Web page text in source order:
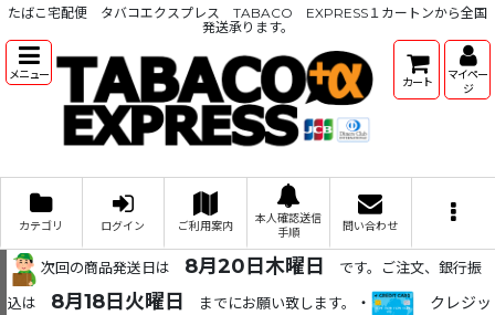
たばこ宅配便 タバコエクスプレス TABACO EXPRESS１カートンから全国
発送承ります。
メニュー カート
マイペー
ジ
カテゴリ ログイン ご利用案内
本人確認送信
手順
問い合わせ
次回の商品発送日は 8月20日木曜日
です。ご注文、銀行振
込は
8月18日火曜日 までにお願い致します。 ・
クレジッ